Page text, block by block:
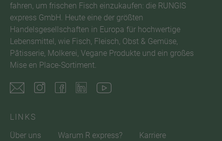
fahren, um frischen Fisch einzukaufen: die RUNGIS
express GmbH. Heute eine der größten
Handelsgesellschaften in Europa für hochwertige
Lebensmittel, wie Fisch, Fleisch, Obst & Gemüse,
Pâtisserie, Molkerei, Vegane Produkte und ein großes
Mise en Place-Sortiment.
LINKS
Über uns
Warum R express? Karriere